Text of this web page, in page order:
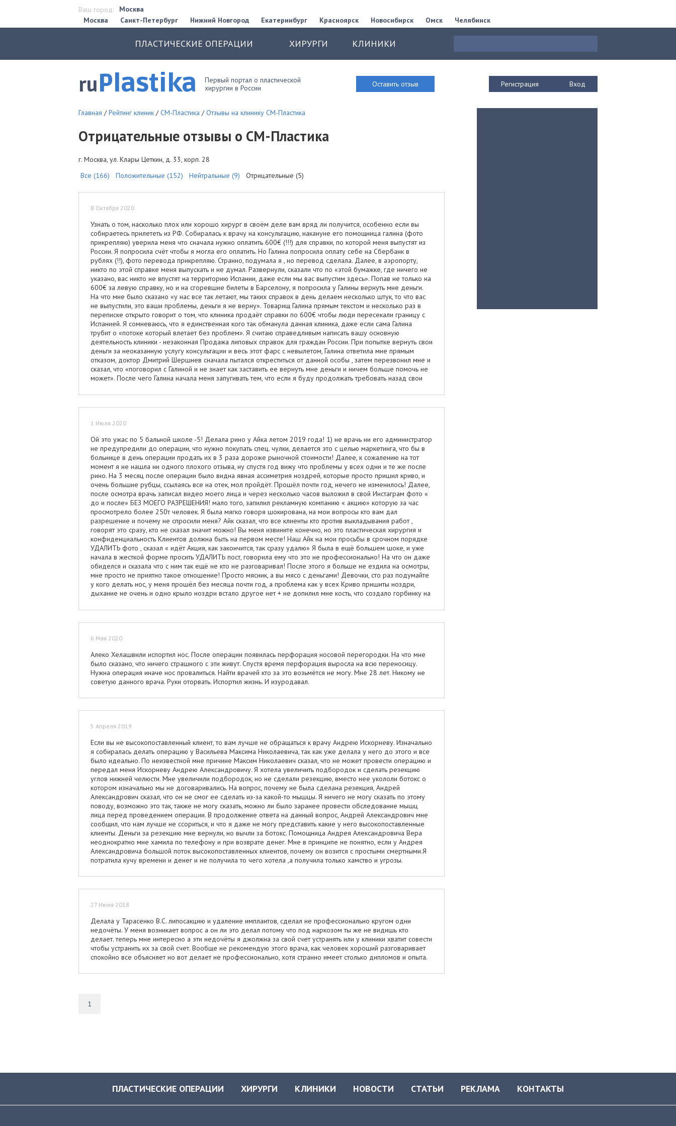
Ваш город:
Москва
Москва
Санкт-Петербург Нижний Новгород Екатеринбург Красноярск Новосибирск Омск Челябинск
ПЛАСТИЧЕСКИЕ ОПЕРАЦИИ ХИРУРГИ КЛИНИКИ
ruPlastika
Первый портал о пластической
хирургии в России
Оставить отзыв Регистрация Вход
Главная / Рейтинг клиник / СМ-Пластика / Отзывы на клинику СМ-Пластика
Отрицательные отзывы о СМ-Пластика
г. Москва, ул. Клары Цеткин, д. 33, корп. 28
Все (166)
Положительные (152) Нейтральные (9) Отрицательные (5)
8 Октября 2020
Узнать о том, насколько плох или хорошо хирург в своём деле вам вряд ли получится, особенно если вы
собираетесь прилететь из РФ. Собиралась к врачу на консультацию, накануне его помощница галина (фото
прикрепляю) уверила меня что сначала нужно оплатить 600€ (!!!) для справки, по которой меня выпустят из
России. Я попросила счёт чтобы я могла его оплатить. Но Галина попросила оплату себе на Сбербанк в
рублях (!!), фото перевода прикрепляю. Странно, подумала я , но перевод сделала. Далее, в аэропорту,
никто по этой справке меня выпускать и не думал. Развернули, сказали что по «этой бумажке, где ничего не
указано, вас никто не впустят на территорию Испании, даже если мы вас выпустим здесь». Попав не только на
600€ за левую справку, но и на сгоревшие билеты в Барселону, я попросила у Галины вернуть мне деньги.
На что мне было сказано «у нас все так летают, мы таких справок в день делаем несколько штук, то что вас
не выпустили, это ваши проблемы, деньги я не верну». Товарищ Галина прямым текстом и несколько раз в
переписке открыто говорит о том, что клиника продаёт справки по 600€ чтобы люди пересекали границу с
Испанией. Я сомневаюсь, что я единственная кого так обманула данная клиника, даже если сама Галина
трубит о «потоке который влетает без проблем». Я считаю справедливым написать вашу основную
деятельность клиники - незаконная Продажа липовых справок для граждан России. При попытке вернуть свои
деньги за неоказанную услугу консультации и весь этот фарс с невылетом, Галина ответила мне прямым
отказом, доктор Дмитрий Шершнев сначала пытался откреститься от данной особы , затем перезвонил мне и
сказал, что «поговорил с Галиной и не знает как заставить ее вернуть мне деньги и ничем больше помочь не
может». После чего Галина начала меня запугивать тем, что если я буду продолжать требовать назад свои
чем на 100 метров. Вся переписка и скриншоты у меня есть, если думаете обратиться в данную клинику и к
как самого врача так и его жадной ассистентки, принимающей оплату на Сбербанк и уходя тем самым от
1 Июля 2020
Ой это ужас по 5 бальной школе -5! Делала рино у Айка летом 2019 года! 1) не врачь ни его администратор
не предупредили до операции, что нужно покупать спец. чулки, делается это с целью маркетинга, что бы в
больнице в день операции продать их в 3 раза дороже рыночной стоимости! Далее, к сожалению на тот
момент я не нашла ни одного плохого отзыва, ну спустя год вижу что проблемы у всех одни и те же после
рино. На 3 месяц после операции было видна явная ассиметрия ноздрей, которые просто пришил криво, и
очень большие рубцы, ссылаясь все на отек, мол пройдёт. Прошёл почти год, нечего не изменилось! Далее,
после осмотра врачь записал видео моего лица и через несколько часов выложил в свой Инстаграм фото «
до и после» БЕЗ МОЕГО РАЗРЕШЕНИЯ! мало того, запилил рекламную компанию « акцию» которую за час
просмотрело более 250т человек. Я была мягко говоря шокирована, на мои вопросы кто вам дал
разрешение и почему не спросили меня? Айк сказал, что все клиенты кто против выкладывания работ ,
говорят это сразу, кто не сказал значит можно! Вы меня извините конечно, но это пластическая хирургия и
конфиденциальность Клиентов должна быть на первом месте! Наш Айк на мои просьбы в срочном порядке
УДАЛИТЬ фото , сказал « идёт Акция, как закончится, так сразу удалю» Я была в ещё большем шоке, и уже
начала в жесткой форме просить УДАЛИТЬ пост, говорила ему что это не профессионально! На что он даже
обиделся и сказала что с ним так ещё не кто не разговаривал! После этого я больше не ездила на осмотры,
мне просто не приятно такое отношение! Просто мясник, а вы мясо с деньгами! Девочки, сто раз подумайте
у кого делать нос, у меня прошёл без месяца почти год, а проблема как у всех Криво пришиты ноздри,
дыхание не очень и одно крыло ноздри встало другое нет + не допилил мне кость, что создало горбинку на
6 Мая 2020
Алеко Хелашвили испортил нос. После операции появилась перфорация носовой перегородки. На что мне
было сказано, что ничего страшного с эти живут. Спустя время перфорация выросла на всю переносицу.
Нужна операция иначе нос провалиться. Найти врачей кто за это возьмётся не могу. Мне 28 лет. Никому не
советую данного врача. Руки оторвать. Испортил жизнь. И изуродавал.
5 Апреля 2019
Если вы не высокопоставленный клиент, то вам лучше не обращаться к врачу Андрею Искорневу. Изначально
я собиралась делать операцию у Васильева Максима Николаевича, так как уже делала у него до этого и все
было идеально. По неизвестной мне причине Максим Николаевич сказал, что не может провести операцию и
передал меня Искорневу Андрею Александровичу. Я хотела увеличить подбородок и сделать резекцию
углов нижней челюсти. Мне увеличили подбородок, но не сделали резекцию, вместо нее укололи ботокс о
котором изначально мы не договаривались. На вопрос, почему не была сделана резекция, Андрей
Александрович сказал, что он не смог ее сделать из-за какой-то мышцы. Я ничего не могу сказать по этому
поводу, возможно это так, также не могу сказать, можно ли было заранее провести обследование мышц
лица перед проведением операции. В продолжение ответа на данный вопрос, Андрей Александрович мне
сообщил, что нам лучше не ссориться, и что я даже не могу представить какие у него высокопоставленные
клиенты. Деньги за резекцию мне вернули, но вычли за ботокс. Помощница Андрея Александровича Вера
неоднократно мне хамила по телефону и при возврате денег. Мне в принципе не понятно, если у Андрея
Александровича большой поток высокопоставленных клиентов, почему он возится с простыми смертными.Я
потратила кучу времени и денег и не получила то чего хотела ,а получила только хамство и угрозы.
27 Июня 2018
Делала у Тарасенко В.С. липосакцию и удаление имплантов, сделал не профессионально кругом одни
недочёты. У меня возникает вопрос а он ли это делал потому что под наркозом ты же не видишь кто
делает. теперь мне интересно а эти недочёты я джолжна за свой счет устранять или у клиники хватит совести
чтобы устранить их за свой счет. Вообще не рекомендую этого врача, как человек хороший разговаривает
спокойно все объясняет но вот делает не профессионально, хотя странно имеет столько дипломов и опыта.
1
ПЛАСТИЧЕСКИЕ ОПЕРАЦИИ ХИРУРГИ КЛИНИКИ НОВОСТИ СТАТЬИ РЕКЛАМА КОНТАКТЫ